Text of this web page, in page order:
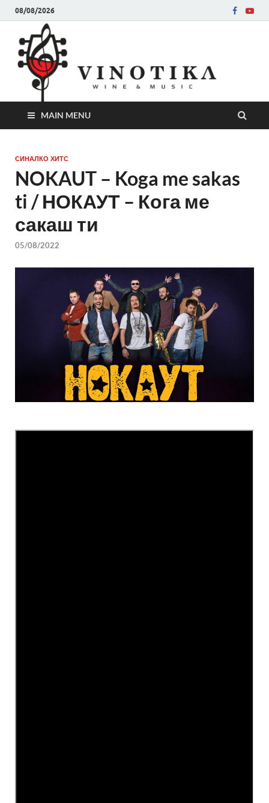
08/08/2026
MAIN MENU
СИНАЛКО ХИТС
NOKAUT – Koga me sakas
ti / НОКАУТ – Кога ме
сакаш ти
05/08/2022